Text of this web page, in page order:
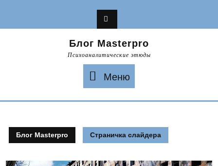
Блог Masterpro
Психоаналитические этюды
Меню
Блог Masterpro Страничка слайдера